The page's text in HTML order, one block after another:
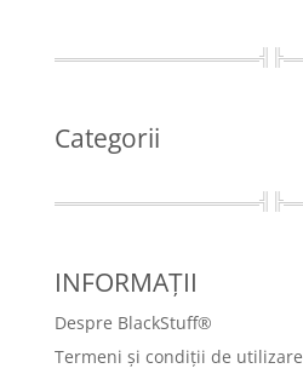
Categorii
INFORMAȚII
Despre BlackStuff®
Termeni și condiții de utilizare